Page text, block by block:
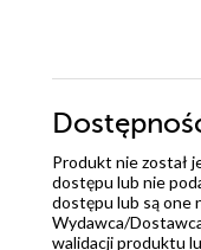
Produkt nie został
dostępu lub nie
dostępu lub są one
Wydawca/
walidacji produktu